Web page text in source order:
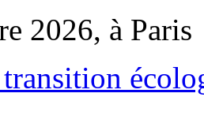
2026, à Paris